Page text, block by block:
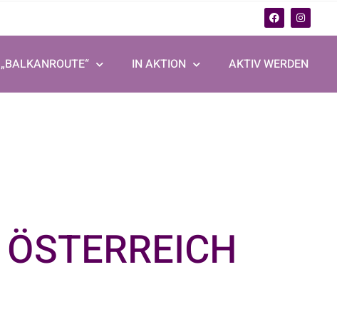
„BALKANROUTE“ IN AKTION AKTIV WERDEN
ÖSTERREICH